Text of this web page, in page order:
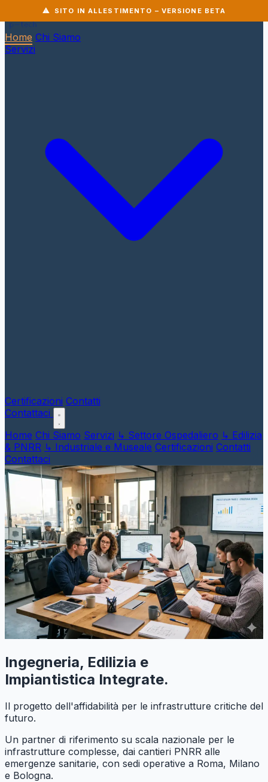
⚠ SITO IN ALLESTIMENTO – VERSIONE BETA
Home Chi Siamo
Servizi
Certificazioni Contatti
Contattaci
Home Chi Siamo Servizi ↳ Settore Ospedaliero ↳ Edilizia
& PNRR ↳ Industriale e Museale Certificazioni Contatti
Contattaci
Ingegneria, Edilizia e
Impiantistica Integrate.
Il progetto dell'affidabilità per le infrastrutture critiche del
futuro.
Un partner di riferimento su scala nazionale per le
infrastrutture complesse, dai cantieri PNRR alle
emergenze sanitarie, con sedi operative a Roma, Milano
e Bologna.